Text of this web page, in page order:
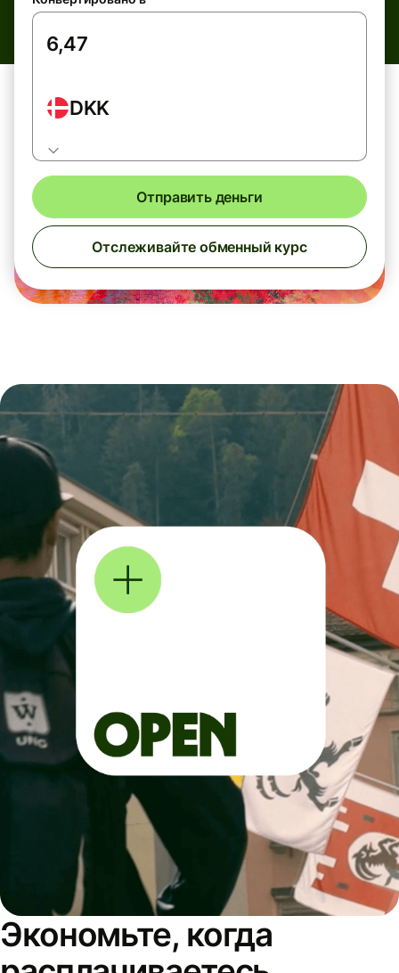
DKK
Отправить деньги
Отслеживайте обменный курс
Экономьте, когда